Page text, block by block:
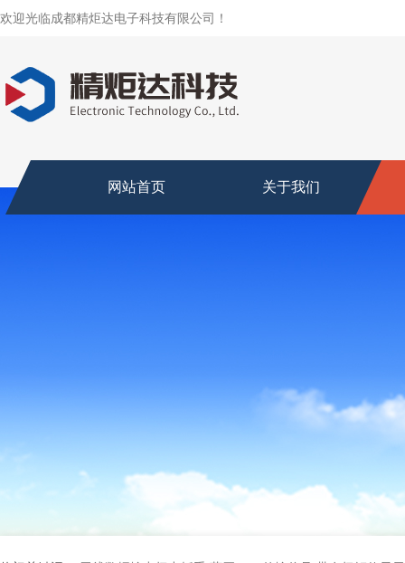
欢迎光临成都精炬达电子科技有限公司！
网站首页 关于我们